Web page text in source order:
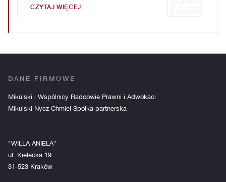
CZYTAJ WIĘCEJ
DANE FIRMOWE
Mikulski i Wspólnicy Radcowie Prawni i Adwokaci
Mikulski Nycz Chmiel Spółka partnerska
"WILLA ANIELA"
ul. Kielecka 19
31-523 Kraków